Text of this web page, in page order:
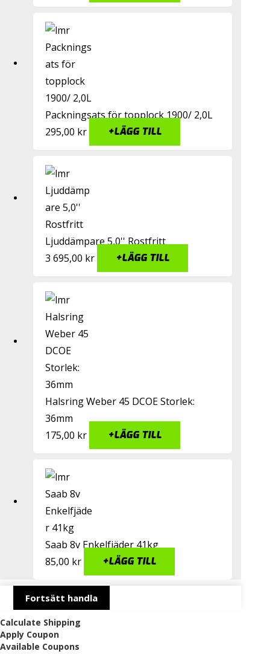
Packningsats för topplock 1900/ 2,0L
295,00 kr +LÄGG TILL
Ljuddämpare 5,0'' Rostfritt
3 695,00 kr +LÄGG TILL
Halsring Weber 45 DCOE Storlek:
36mm
175,00 kr +LÄGG TILL
Saab 8v Enkelfjäder 41kg
85,00 kr +LÄGG TILL
Fortsätt handla
Calculate Shipping
Apply Coupon
Available Coupons